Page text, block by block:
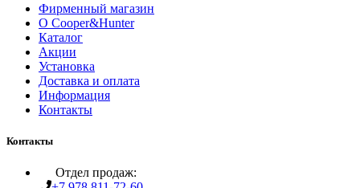
Фирменный магазин
O Cooper&Hunter
Каталог
Акции
Установка
Доставка и оплата
Информация
Контакты
Контакты
Отдел продаж: